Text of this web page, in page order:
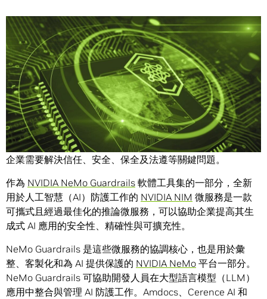
Share
AI 代理為全球數十億名知識工作者提供可完成各種任務的
「知識機器人」，改變他們的生產力。而為了開發 AI 代理，
企業需要解決信任、安全、保全及法遵等關鍵問題。
作為 NVIDIA NeMo Guardrails 軟體工具集的一部分，全新
用於人工智慧（AI）防護工作的 NVIDIA NIM 微服務是一款
可攜式且經過最佳化的推論微服務，可以協助企業提高其生
成式 AI 應用的安全性、精確性與可擴充性。
NeMo Guardrails 是這些微服務的協調核心，也是用於彙
整、客製化和為 AI 提供保護的 NVIDIA NeMo 平台一部分。
NeMo Guardrails 可協助開發人員在大型語言模型（LLM）
應用中整合與管理 AI 防護工作。Amdocs、Cerence AI 和